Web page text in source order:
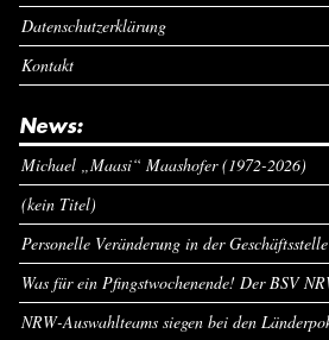
Datenschutzerklärung
Kontakt
News:
Michael „Maasi“ Maashofer (1972-2026)
(kein Titel)
Personelle Veränderung in der Geschäftsstelle